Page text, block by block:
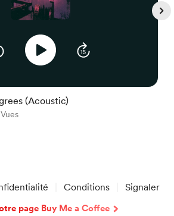
(Acoustic)
Conditions Signaler
page Buy Me a Coffee